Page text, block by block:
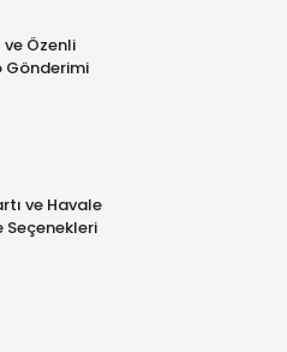
ve Özenli
Gönderimi
ve Havale
Seçenekleri